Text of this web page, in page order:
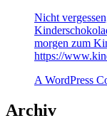
Nicht
morgen zum
https://
A WordPress
Archiv